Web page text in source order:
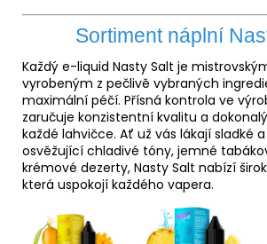
Sortiment náplní
Každý e-liquid Nasty Salt je
vyrobeným z pečlivě vybraných
maximální péčí. Přísná kontrola ve
zaručuje konzistentní kvalitu a
každé lahvičce. Ať už vás lákají sladké
osvěžující chladivé tóny, jemné
krémové dezerty, Nasty Salt nabízí
která uspokojí každého vapera.